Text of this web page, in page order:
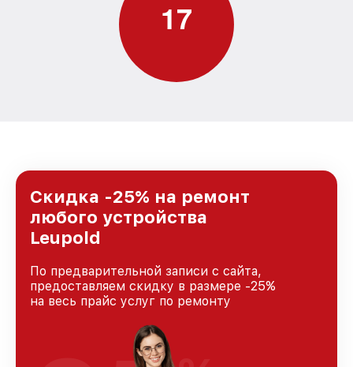
17
Скидка -25% на ремонт
любого устройства
Leupold
По предварительной записи с сайта,
предоставляем скидку в размере -25%
на весь прайс услуг по ремонту